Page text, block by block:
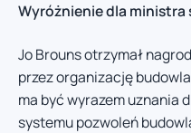
Wyróżnienie dla ministra
Jo Brouns otrzymał
przez organizację
ma być wyrazem uznania
systemu pozwoleń